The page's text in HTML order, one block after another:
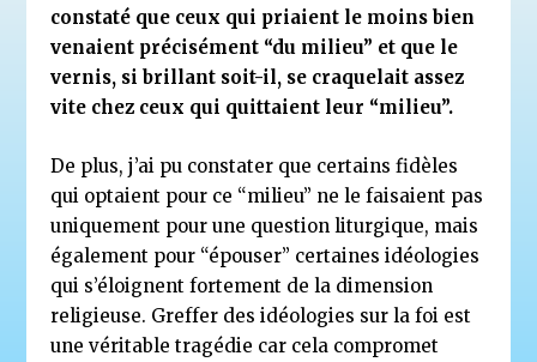
constaté que ceux qui priaient le moins bien
venaient précisément “du milieu” et que le
vernis, si brillant soit-il, se craquelait assez
vite chez ceux qui quittaient leur “milieu”.
De plus, j’ai pu constater que certains fidèles
qui optaient pour ce “milieu” ne le faisaient pas
uniquement pour une question liturgique, mais
également pour “épouser” certaines idéologies
qui s’éloignent fortement de la dimension
religieuse. Greffer des idéologies sur la foi est
une véritable tragédie car cela compromet